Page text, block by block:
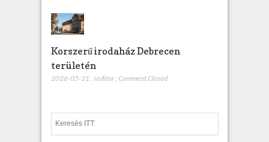
Korszerű irodaház Debrecen
területén
2026-05-31 , seditor, Comment Closed
e